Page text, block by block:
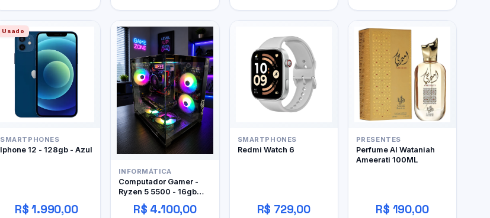
Usado
SMARTPHONES
Iphone 12 - 128gb - Azul
R$ 1.990,00
INFORMÁTICA
Computador Gamer -
Ryzen 5 5500 - 16gb
DDR4 - 480GB SSD - RX
480 4gb
R$ 4.100,00
SMARTPHONES
Redmi Watch 6
R$ 729,00
PRESENTES
Perfume Al Wataniah
Ameerati 100ML
R$ 190,00